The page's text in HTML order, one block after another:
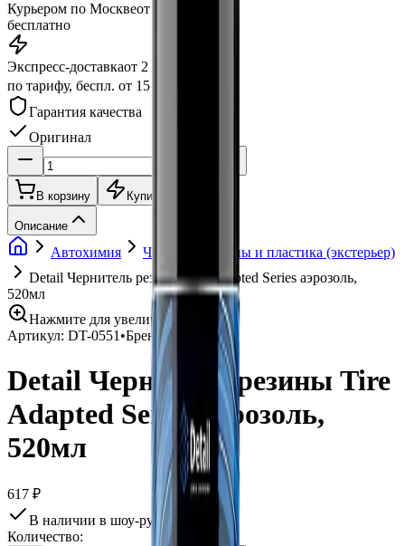
Курьером по Москвеот 3 часов
бесплатно
Экспресс-доставкаот 2 часов
по тарифу, беспл. от 15 000 ₽
Гарантия качества
Оригинал
В корзину Купить в 1 клик
Описание
Автохимия
Чернение резины и пластика (экстерьер)
Detail Чернитель резины Tire Adapted Series аэрозоль,
520мл
Нажмите для увеличения
Артикул: DT-0551•Бренд:
Detail Чернитель резины Tire
Adapted Series аэрозоль,
520мл
617 ₽
В наличии в шоу-руме
Количество: